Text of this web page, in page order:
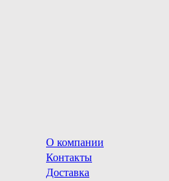
О компании
Контакты
Доставка